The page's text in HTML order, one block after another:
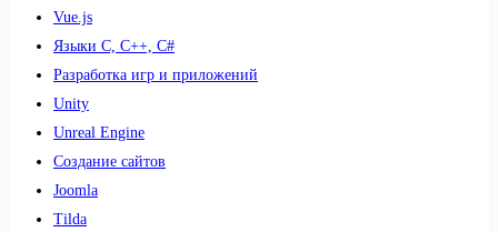
Vue.js
Языки С, С++, С#
Разработка игр и приложений
Unity
Unreal Engine
Создание сайтов
Joomla
Tilda